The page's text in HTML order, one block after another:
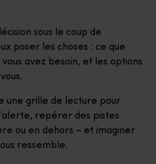
sous le coup de
poser les choses : ce que
avez besoin, et les options
une grille de lecture pour
repérer des pistes
ou en dehors – et imaginer
ressemble.